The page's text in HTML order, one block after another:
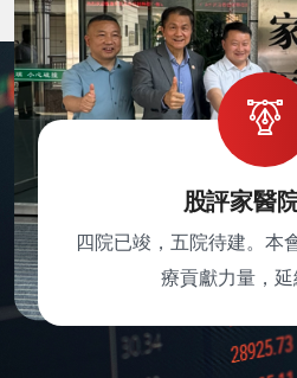
股評家醫
四院已竣，五院待建。本
療貢獻力量，延